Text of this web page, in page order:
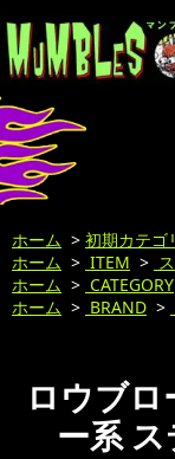
ホーム > 初期カテゴ
ホーム > ITEM >
ホーム > CATEGORY
ホーム > BRAND >
ロウブ
ー系